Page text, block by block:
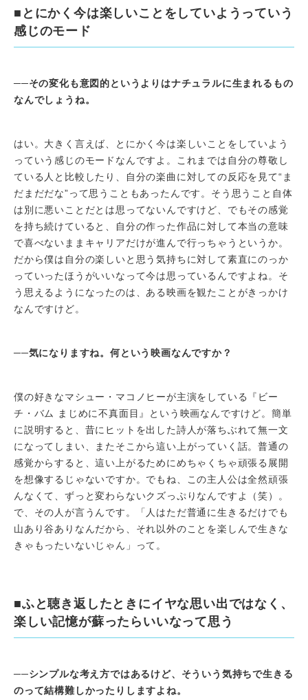
■とにかく今は楽しいことをしていようっていう
感じのモード
──その変化も意図的というよりはナチュラルに生まれるもの
なんでしょうね。
はい。大きく言えば、とにかく今は楽しいことをしていよう
っていう感じのモードなんですよ。これまでは自分の尊敬し
ている人と比較したり、自分の楽曲に対しての反応を見て“ま
だまだだな”って思うこともあったんです。そう思うこと自体
は別に悪いことだとは思ってないんですけど、でもその感覚
を持ち続けていると、自分の作った作品に対して本当の意味
で喜べないままキャリアだけが進んで行っちゃうというか。
だから僕は自分の楽しいと思う気持ちに対して素直にのっか
っていったほうがいいなって今は思っているんですよね。そ
う思えるようになったのは、ある映画を観たことがきっかけ
なんですけど。
──気になりますね。何という映画なんですか？
僕の好きなマシュー・マコノヒーが主演をしている『ビー
チ・バム まじめに不真面目』という映画なんですけど。簡単
に説明すると、昔にヒットを出した詩人が落ちぶれて無一文
になってしまい、またそこから這い上がっていく話。普通の
感覚からすると、這い上がるためにめちゃくちゃ頑張る展開
を想像するじゃないですか。でもね、この主人公は全然頑張
んなくて、ずっと変わらないクズっぷりなんですよ（笑）。
で、その人が言うんです。「人はただ普通に生きるだけでも
山あり谷ありなんだから、それ以外のことを楽しんで生きな
きゃもったいないじゃん」って。
■ふと聴き返したときにイヤな思い出ではなく、
楽しい記憶が蘇ったらいいなって思う
──シンプルな考え方ではあるけど、そういう気持ちで生きる
のって結構難しかったりしますよね。